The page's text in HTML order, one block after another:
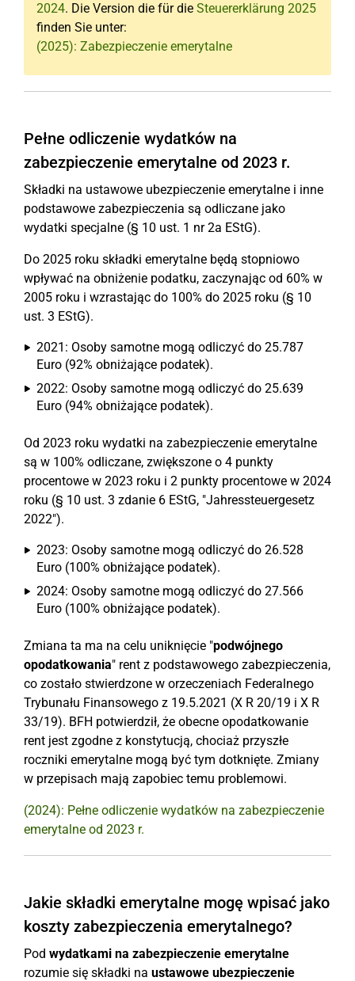
2024. Die Version die für die Steuererklärung 2025
finden Sie unter:
(2025): Zabezpieczenie emerytalne
Pełne odliczenie wydatków na
zabezpieczenie emerytalne od 2023 r.
Składki na ustawowe ubezpieczenie emerytalne i inne
podstawowe zabezpieczenia są odliczane jako
wydatki specjalne (§ 10 ust. 1 nr 2a EStG).
Do 2025 roku składki emerytalne będą stopniowo
wpływać na obniżenie podatku, zaczynając od 60% w
2005 roku i wzrastając do 100% do 2025 roku (§ 10
ust. 3 EStG).
2021: Osoby samotne mogą odliczyć do 25.787
Euro (92% obniżające podatek).
2022: Osoby samotne mogą odliczyć do 25.639
Euro (94% obniżające podatek).
Od 2023 roku wydatki na zabezpieczenie emerytalne
są w 100% odliczane, zwiększone o 4 punkty
procentowe w 2023 roku i 2 punkty procentowe w 2024
roku (§ 10 ust. 3 zdanie 6 EStG, "Jahressteuergesetz
2022").
2023: Osoby samotne mogą odliczyć do 26.528
Euro (100% obniżające podatek).
2024: Osoby samotne mogą odliczyć do 27.566
Euro (100% obniżające podatek).
Zmiana ta ma na celu uniknięcie "podwójnego
opodatkowania" rent z podstawowego zabezpieczenia,
co zostało stwierdzone w orzeczeniach Federalnego
Trybunału Finansowego z 19.5.2021 (X R 20/19 i X R
33/19). BFH potwierdził, że obecne opodatkowanie
rent jest zgodne z konstytucją, chociaż przyszłe
roczniki emerytalne mogą być tym dotknięte. Zmiany
w przepisach mają zapobiec temu problemowi.
(2024): Pełne odliczenie wydatków na zabezpieczenie
emerytalne od 2023 r.
Jakie składki emerytalne mogę wpisać jako
koszty zabezpieczenia emerytalnego?
Pod wydatkami na zabezpieczenie emerytalne
rozumie się składki na ustawowe ubezpieczenie